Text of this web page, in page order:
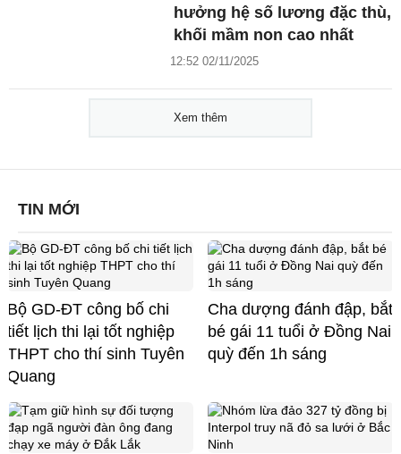
hưởng hệ số lương đặc thù,
khối mầm non cao nhất
12:52 02/11/2025
Xem thêm
TIN MỚI
Bộ GD-ĐT công bố chi
tiết lịch thi lại tốt nghiệp
THPT cho thí sinh Tuyên
Quang
Cha dượng đánh đập, bắt
bé gái 11 tuổi ở Đồng Nai
quỳ đến 1h sáng